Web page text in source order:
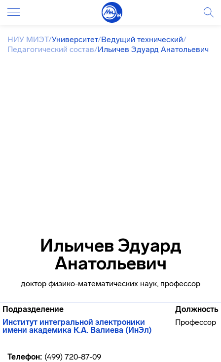
НИУ МИЭТ/Университет/Ведущий технический/
Педагогический состав/Ильичев Эдуард Анатольевич
Ильичев Эдуард
Анатольевич
доктор физико-математических наук, профессор
Подразделение
Должность
Институт интегральной электроники
имени академика К.А. Валиева (ИнЭл)
Профессор
Телефон: (499) 720-87-09